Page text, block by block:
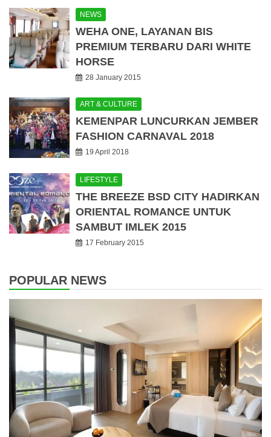
NEWS
WEHA ONE, LAYANAN BIS
PREMIUM TERBARU DARI WHITE
HORSE
28 January 2015
ART & CULTURE
KEMENPAR LUNCURKAN JEMBER
FASHION CARNAVAL 2018
19 April 2018
LIFESTYLE
THE BREEZE BSD CITY HADIRKAN
ORIENTAL ROMANCE UNTUK
SAMBUT IMLEK 2015
17 February 2015
POPULAR NEWS